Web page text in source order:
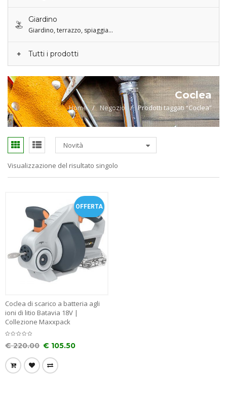
Giardino
Giardino, terrazzo, spiaggia…
Tutti i prodotti
Coclea
Home / Negozio / Prodotti taggati “Coclea”
Novità
Visualizzazione del risultato singolo
OFFERTA
Coclea di scarico a batteria agli
ioni di litio Batavia 18V |
Collezione Maxxpack
€220.00 € 105.50